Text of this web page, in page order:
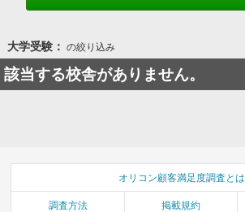
大学受験： の絞り込み
該当する校舎がありません。
オリコン顧客満足度調査とは
調査方法 掲載規約